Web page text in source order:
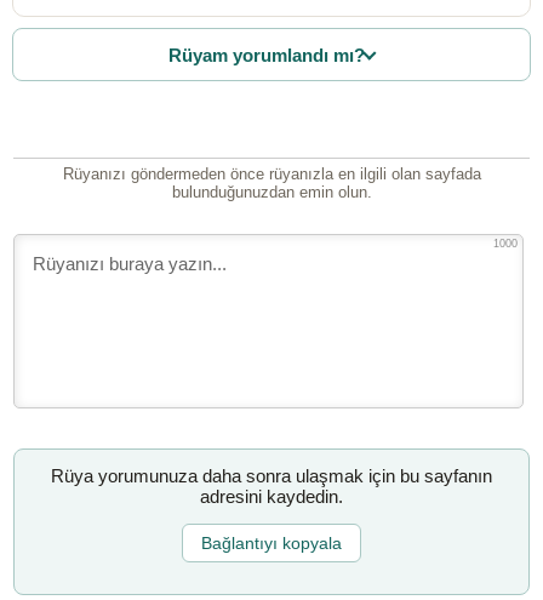
Rüyam yorumlandı mı?
Rüyanızı göndermeden önce rüyanızla en ilgili olan sayfada
bulunduğunuzdan emin olun.
1000
Rüya yorumunuza daha sonra ulaşmak için bu sayfanın
adresini kaydedin.
Bağlantıyı kopyala